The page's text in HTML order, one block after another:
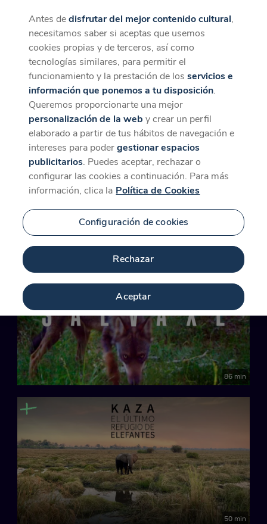
CaixaForum+
La mejor experiencia desde la App
Descargar
DOCUMENTALES DE
MEDIO AMBIENTE
86 min
50 min
Antes dedisfrutar del mejor contenido cultural,
necesitamos saber si aceptas que usemos
cookies propias y de terceros, así como
tecnologías similares, para permitir el
funcionamiento y la prestación de losservicios e
información que ponemos a tu disposición.
Queremos proporcionarte una mejor
personalización de la web y crear un perfil
elaborado a partir de tus hábitos de navegación e
intereses para podergestionar espacios
publicitarios. Puedes aceptar, rechazar o
configurar las cookies a continuación. Para más
información, clica la Política de Cookies
Configuración de cookies
Rechazar
Aceptar